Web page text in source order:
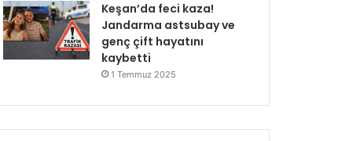
Keşan’da feci kaza!
Jandarma astsubay ve
genç çift hayatını
kaybetti
1 Temmuz 2025